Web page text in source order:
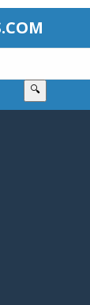
🔍